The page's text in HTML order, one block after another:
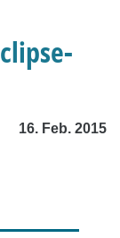
16. Feb. 2015